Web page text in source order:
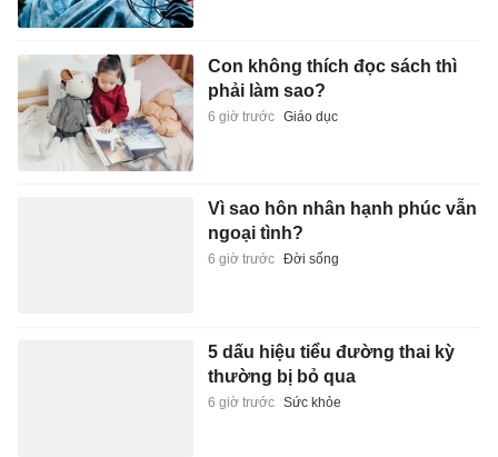
Con không thích đọc sách thì
phải làm sao?
6 giờ trước Giáo dục
Vì sao hôn nhân hạnh phúc vẫn
ngoại tình?
6 giờ trước Đời sống
5 dấu hiệu tiểu đường thai kỳ
thường bị bỏ qua
6 giờ trước Sức khỏe